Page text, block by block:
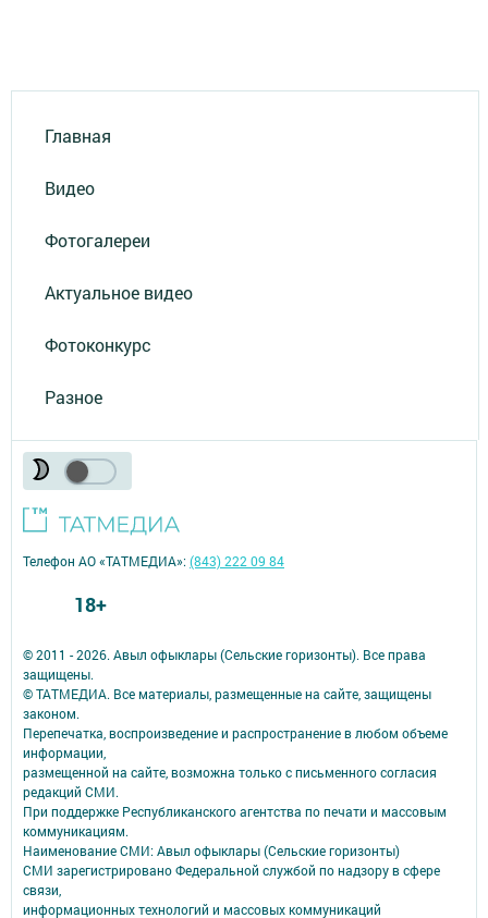
Главная
Видео
Фотогалереи
Актуальное видео
Фотоконкурс
Разное
© 2011 - 2026. Авыл офыклары (Сельские горизонты). Все права
защищены.
© ТАТМЕДИА. Все материалы, размещенные на сайте, защищены
законом.
Перепечатка, воспроизведение и распространение в любом объеме
информации,
размещенной на сайте, возможна только с письменного согласия
редакций СМИ.
При поддержке Республиканского агентства по печати и массовым
коммуникациям.
Наименование СМИ: Авыл офыклары (Сельские горизонты)
СМИ зарегистрировано Федеральной службой по надзору в сфере
связи,
информационных технологий и массовых коммуникаций
Телефон АО «ТАТМЕДИА»:(843) 222 09 84
18+